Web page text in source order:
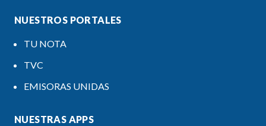
NUESTROS PORTALES
TU NOTA
TVC
EMISORAS UNIDAS
NUESTRAS APPS